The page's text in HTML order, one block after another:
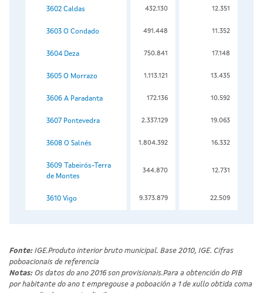
3602 Caldas 432.130 12.351
3603 O Condado 491.448 11.352
3604 Deza 750.841 17.148
3605 O Morrazo 1.113.121 13.435
3606 A Paradanta 172.136 10.592
3607 Pontevedra 2.337.129 19.063
3608 O Salnés 1.804.392 16.332
3609 Tabeirós-Terra
de Montes
344.870 12.731
3610 Vigo 9.373.879 22.509
Fonte: IGE.Produto interior bruto municipal. Base 2010, IGE. Cifras
poboacionais de referencia
Notas: Os datos do ano 2016 son provisionais.Para a obtención do PIB
por habitante do ano t empregouse a poboación a 1 de xullo obtida coma